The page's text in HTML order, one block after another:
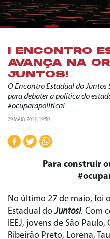
I ENCONTRO
AVANÇA NA
JUNTOS!
O Encontro Estadual do Juntos
para debater a política do
#ocuparapolítica!
29 MAIO 2012, 19:50
Para construir
No último 27 de maio, foi
Estadual doJuntos!. Com
IEEJ, jovens de São Paulo,
Ribeirão Preto, Lorena,